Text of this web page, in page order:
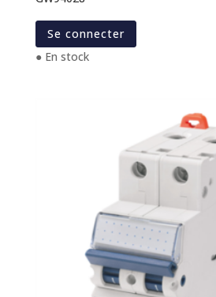
Se connecter
● En stock